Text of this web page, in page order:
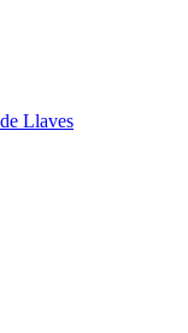
Llaves